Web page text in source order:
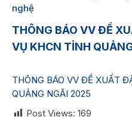
nghệ
THÔNG BÁO VV ĐỀ
VỤ KHCN TỈNH
THÔNG BÁO VV ĐỀ XUẤT
QUẢNG NGÃI 2025
Post Views: 169